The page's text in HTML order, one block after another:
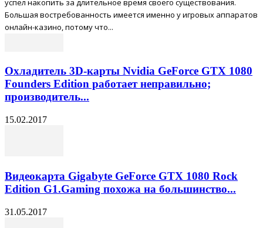
успел накопить за длительное время своего существования.
Большая востребованность имеется именно у игровых аппаратов
онлайн-казино, потому что...
Охладитель 3D-карты Nvidia GeForce GTX 1080
Founders Edition работает неправильно;
производитель...
15.02.2017
Видеокарта Gigabyte GeForce GTX 1080 Rock
Edition G1.Gaming похожа на большинство...
31.05.2017